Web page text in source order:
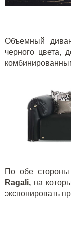
Объемный
черного цвета,
По обе
Ragali, на
экспонировать